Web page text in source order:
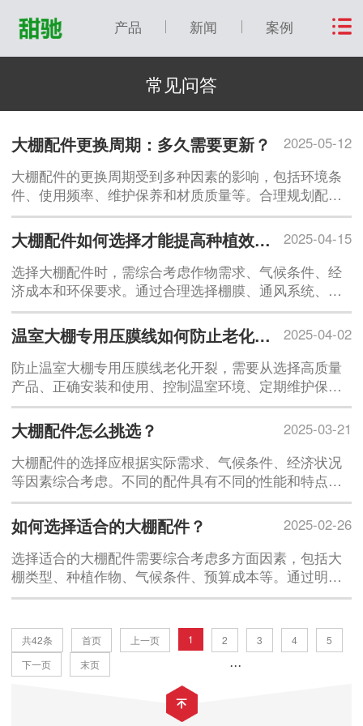
产品 新闻 案例
常见问答
2025-05-12
大棚配件更换周期：多久需要更新？
大棚配件的更换周期受到多种因素的影响，包括环境条
件、使用频率、维护保养和材质质量等。合理规划配件
的更换周期，不仅可以确保大棚的正常运行，还可以降
低维护成本，延长大棚的使用寿命。建议农户定期检查
大棚配件的运行情况，记录使用数据
2025-04-15
大棚配件如何选择才能提高种植效率？
选择大棚配件时，需综合考虑作物需求、气候条件、经
济成本和环保要求。通过合理选择棚膜、通风系统、灌
溉设备、温控设备、支撑结构、智能化管理系统等配
件，可以显著提高种植效率，降低管理成本，实现农业
生产的可持续发展。
2025-04-02
温室大棚专用压膜线如何防止老化开裂？
防止温室大棚专用压膜线老化开裂，需要从选择高质量
产品、正确安装和使用、控制温室环境、定期维护保养
等多个方面入手。通过合理的管理和维护，可以有效延
长压膜线的使用寿命，确保温室大棚的稳定运行，为作
物的生长提供良好的环境
2025-03-21
大棚配件怎么挑选？
大棚配件的选择应根据实际需求、气候条件、经济状况
等因素综合考虑。不同的配件具有不同的性能和特点，
选择时应注重材质、耐用性、适用性和性价比。通过合
理选择大棚配件，可以有效提高大棚的使用寿命和生产
效率，为作物的生长提供良好的环境。
2025-02-26
如何选择适合的大棚配件？
选择适合的大棚配件需要综合考虑多方面因素，包括大
棚类型、种植作物、气候条件、预算成本等。通过明确
需求、选择优质配件、合理安装、定期维护以及关注新
长提供良好的环境，提高农业生产效益
共42条 首页 上一页 1 2 3 4 5
···
下一页 末页